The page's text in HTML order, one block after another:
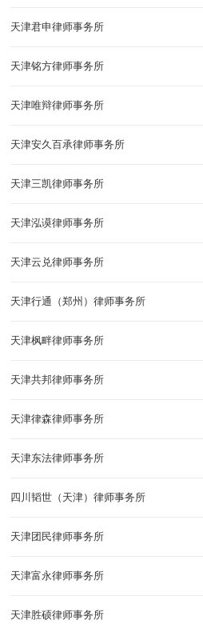
天津君申律师事务所
天津铭方律师事务所
天津唯辩律师事务所
天津安久百承律师事务所
天津三凯律师事务所
天津泓谟律师事务所
天津云兑律师事务所
天津行通（郑州）律师事务所
天津枫畔律师事务所
天津共邦律师事务所
天津律森律师事务所
天津东法律师事务所
四川韬世（天津）律师事务所
天津团民律师事务所
天津富永律师事务所
天津胜硕律师事务所